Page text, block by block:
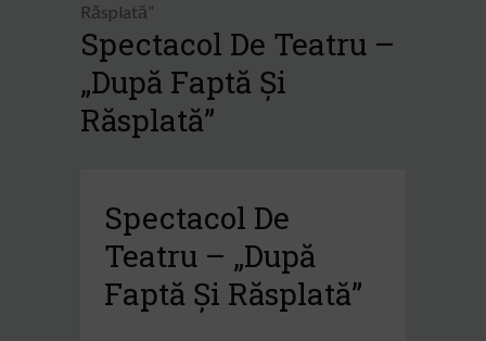
Răsplată”
Spectacol De Teatru –
„După Faptă Și
Răsplată”
Spectacol De
Teatru – „După
Faptă Și Răsplată”